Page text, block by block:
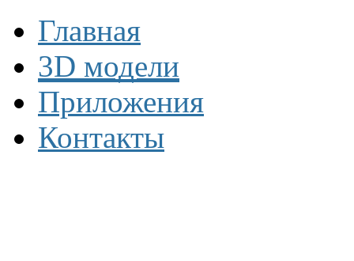
Главная
3D модели
Приложения
Контакты